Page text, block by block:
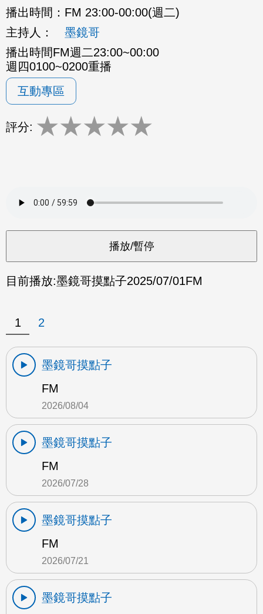
播出時間： FM 23:00-00:00(週二)
主持人：
墨鏡哥
播出時間FM週二23:00~00:00
週四0100~0200重播
互動專區
評分: ★★★★★
目前播放:墨鏡哥摸點子2025/07/01FM
1 2
墨鏡哥摸點子
FM
2026/08/04
墨鏡哥摸點子
FM
2026/07/28
墨鏡哥摸點子
FM
2026/07/21
墨鏡哥摸點子